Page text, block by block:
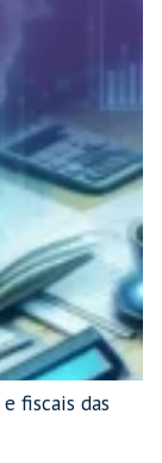
fiscais das